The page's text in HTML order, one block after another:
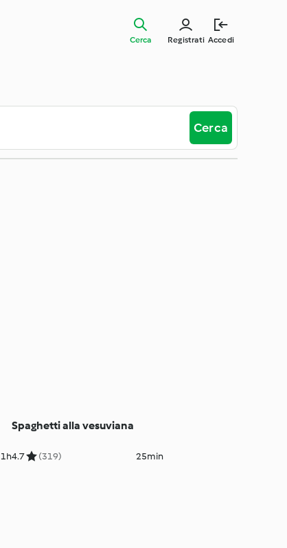
Registrati Accedi
Cerca
Cerca
1h
Spaghetti alla vesuviana
4.7 (319) 25min